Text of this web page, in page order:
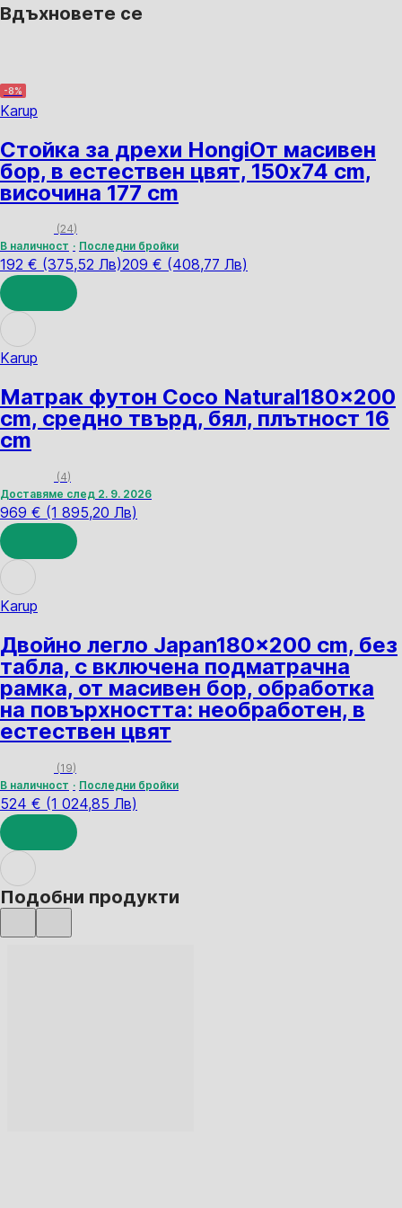
Вдъхновете се
-8%
Karup
Стойка за дрехи HongiОт масивен
бор, в естествен цвят, 150x74 cm,
височина 177 cm
(24)
В наличност
Последни бройки
192 € (375,52 Лв)209 € (408,77 Лв)
ДОБАВИ
Karup
Матрак футон Coco Natural180x200
cm, средно твърд, бял, плътност 16
cm
(4)
Доставяме след 2. 9. 2026
969 € (1 895,20 Лв)
ДОБАВИ
Karup
Двойно легло Japan180x200 cm, без
табла, с включена подматрачна
рамка, от масивен бор, oбработка
на повърхността: необработен, в
естествен цвят
(19)
В наличност
Последни бройки
524 € (1 024,85 Лв)
ДОБАВИ
Подобни продукти